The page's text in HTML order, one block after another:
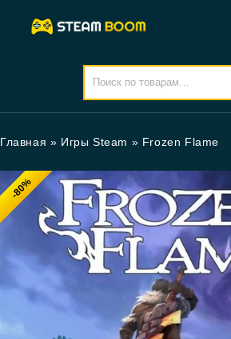
Главная » Игры Steam » Frozen Flame
-80%